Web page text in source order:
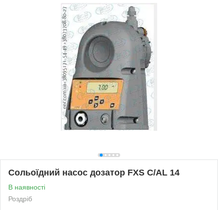
Сольоїдний насос дозатор FXS C/AL 14
В наявності
Роздріб